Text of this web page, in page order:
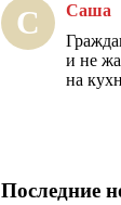
С Саша
и не
на
Последние